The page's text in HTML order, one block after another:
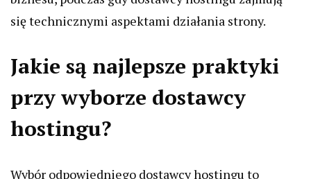
się technicznymi aspektami działania strony.
Jakie są najlepsze praktyki
przy wyborze dostawcy
hostingu?
Wybór odpowiedniego dostawcy hostingu to